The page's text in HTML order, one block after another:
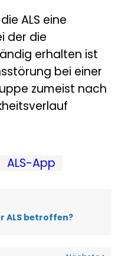
ALS eine
der die
erhalten ist
bei einer
zumeist nach
ALS-App
ALS betroffen?